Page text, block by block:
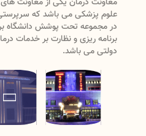
علوم پزشکی می باشد که سرپرستی
در مجموعه تحت پوشش دانشگاه
برنامه ریزی و نظارت بر خدمات
دولتی می باشد.